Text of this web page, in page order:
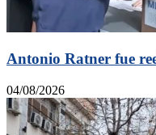
Antonio Ratner fue
04/08/2026